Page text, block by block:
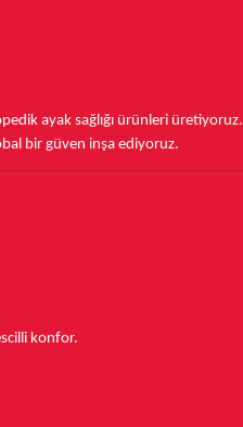
ayak sağlığı ürünleri üretiyoruz.
bir güven inşa ediyoruz.
konfor.